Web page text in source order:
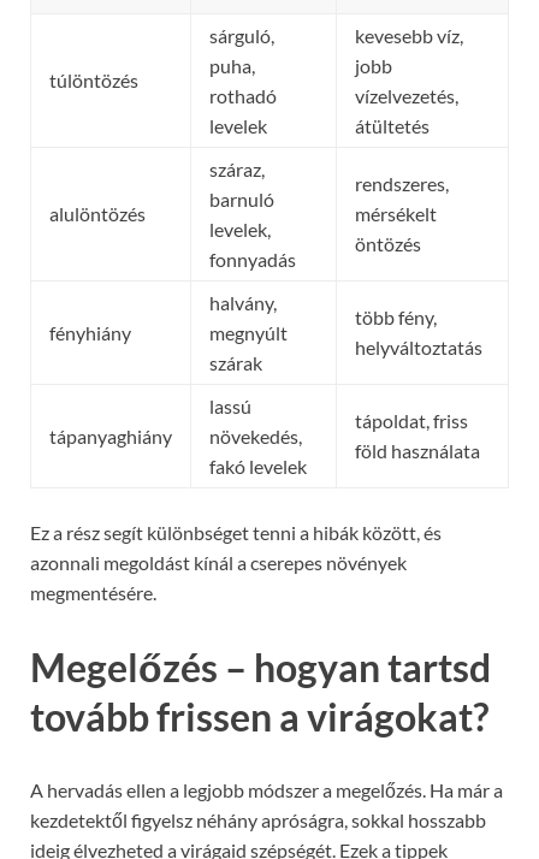
túlöntözés
sárguló,
puha,
rothadó
levelek
kevesebb víz,
jobb
vízelvezetés,
átültetés
alulöntözés
száraz,
barnuló
levelek,
fonnyadás
rendszeres,
mérsékelt
öntözés
fényhiány
halvány,
megnyúlt
szárak
több fény,
helyváltoztatás
tápanyaghiány
lassú
növekedés,
fakó levelek
tápoldat, friss
föld használata
Ez a rész segít különbséget tenni a hibák között, és
azonnali megoldást kínál a cserepes növények
megmentésére.
Megelőzés – hogyan tartsd
tovább frissen a virágokat?
A hervadás ellen a legjobb módszer a megelőzés. Ha már a
kezdetektől figyelsz néhány apróságra, sokkal hosszabb
ideig élvezheted a virágaid szépségét. Ezek a tippek